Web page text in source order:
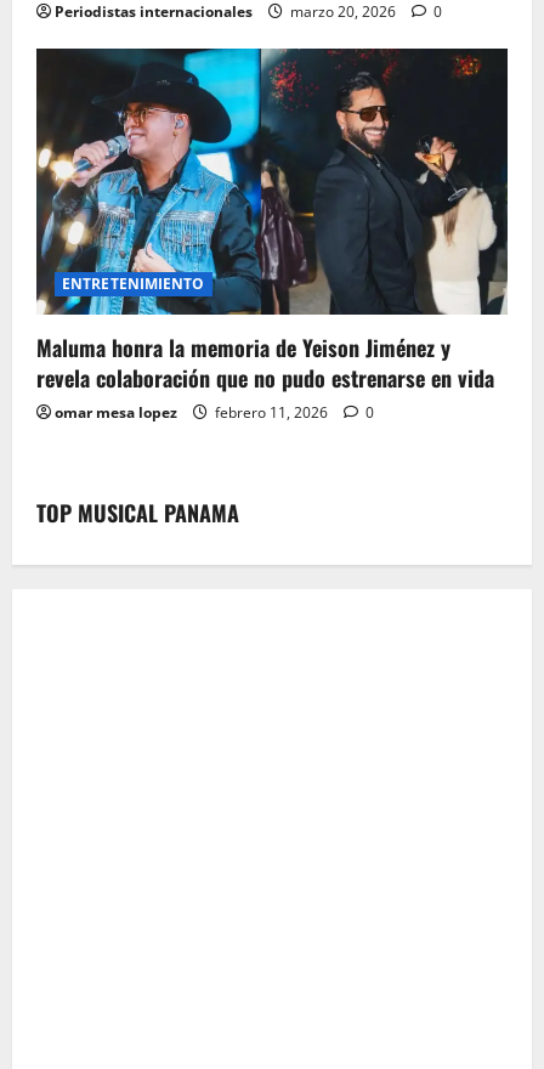
Periodistas internacionales marzo 20, 2026 0
ENTRETENIMIENTO
Maluma honra la memoria de Yeison Jiménez y
revela colaboración que no pudo estrenarse en vida
omar mesa lopez febrero 11, 2026 0
TOP MUSICAL PANAMA